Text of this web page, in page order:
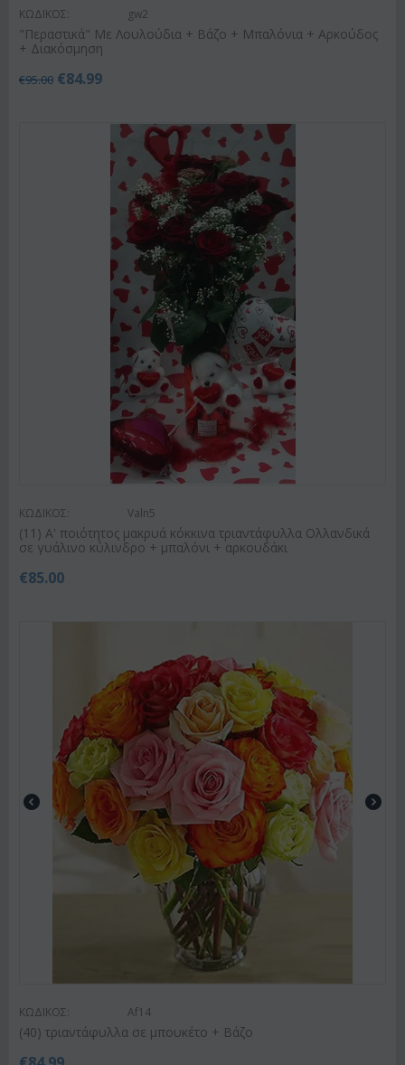
ΚΩΔΙΚΟΣ: gw2
"Περαστικά" Με Λουλούδια + Βάζο + Μπαλόνια + Αρκούδος
+ Διακόσμηση
€95.00 €84.99
ΚΩΔΙΚΟΣ: Valn5
(11) A' ποιότητος μακρυά κόκκινα τριαντάφυλλα Ολλανδικά
σε γυάλινο κύλινδρο + μπαλόνι + αρκουδάκι
€85.00
ΚΩΔΙΚΟΣ: Af14
(40) τριαντάφυλλα σε μπουκέτο + Βάζο